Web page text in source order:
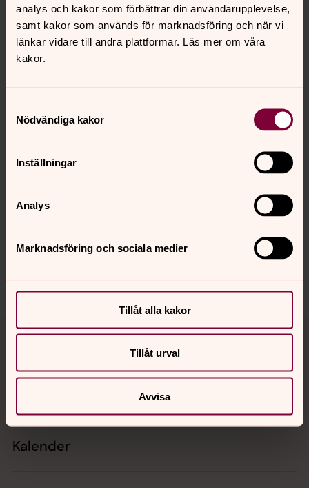
analys och kakor som förbättrar din användarupplevelse,
samt kakor som används för marknadsföring och när vi
länkar vidare till andra plattformar. Läs mer om våra
kakor.
Nödvändiga kakor
Inställningar
Analys
Marknadsföring och sociala medier
Tillåt alla kakor
Tillåt urval
Avvisa
Foto: Anna Braw
Bli ett miljöproffs
innehåll?
Dela
Tillbaka till toppen
Tillbaka till innehållet
Kalender